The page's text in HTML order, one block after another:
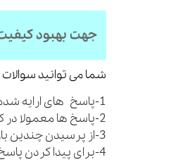
جهت بهبود
شما می توانید
1-پاسخ های ارایه شده اعم از تشخیصی و درمانی توصیه های کلی بوده و شما را از مراجعه به پزشک بی نیاز نمی کنند.
2-پاسخ ها معمولا در کمتر از 48 ساعت پاسخ داده خواهند شد.
3-از پرسیدن چندین باره سوالات خودداری کنید.
4-برای پیدا کردن پاسخ سوال خود، کد رهگیری را یادداشت نمایید.